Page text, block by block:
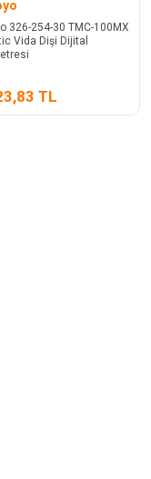
326-254-30 TMC-100MX
Vida Dişi Dijital
TL